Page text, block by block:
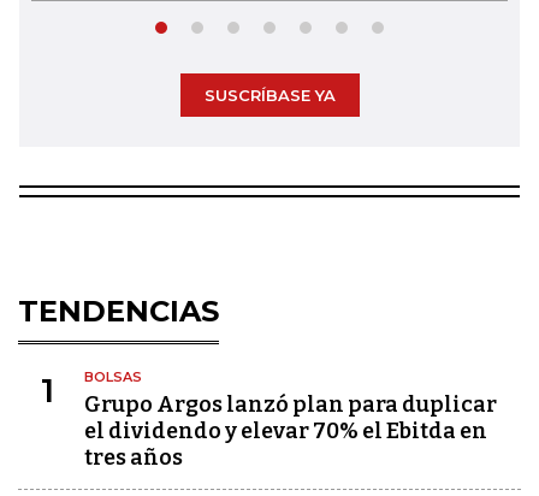
SUSCRÍBASE YA
TENDENCIAS
1 BOLSAS
Grupo Argos lanzó plan para duplicar
el dividendo y elevar 70% el Ebitda en
tres años